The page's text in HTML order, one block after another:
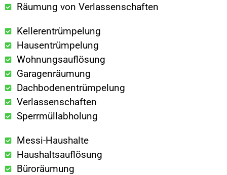
Räumung von Verlassenschaften
Kellerentrümpelung
Hausentrümpelung
Wohnungsauflösung
Garagenräumung
Dachbodenentrümpelung
Verlassenschaften
Sperrmüllabholung
Messi-Haushalte
Haushaltsauflösung
Büroräumung